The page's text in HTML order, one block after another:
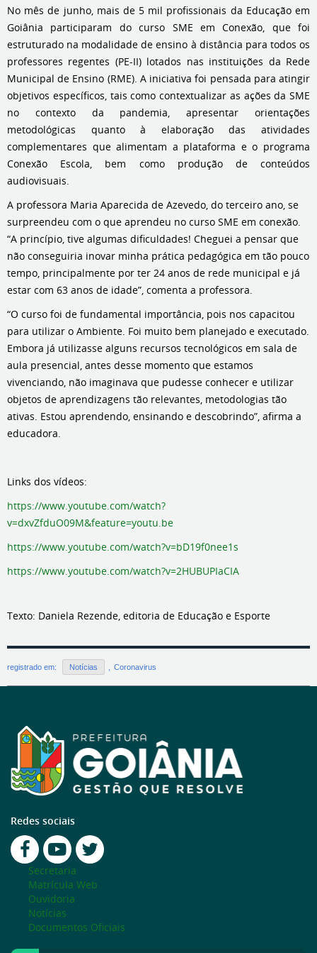
No mês de junho, mais de 5 mil profissionais da Educação em
Goiânia participaram do curso SME em Conexão, que foi
estruturado na modalidade de ensino à distância para todos os
professores regentes (PE-II) lotados nas instituições da Rede
Municipal de Ensino (RME). A iniciativa foi pensada para atingir
objetivos específicos, tais como contextualizar as ações da SME
no contexto da pandemia, apresentar orientações
metodológicas quanto à elaboração das atividades
complementares que alimentam a plataforma e o programa
Conexão Escola, bem como produção de conteúdos
audiovisuais.
A professora Maria Aparecida de Azevedo, do terceiro ano, se
surpreendeu com o que aprendeu no curso SME em conexão.
“A princípio, tive algumas dificuldades! Cheguei a pensar que
não conseguiria inovar minha prática pedagógica em tão pouco
tempo, principalmente por ter 24 anos de rede municipal e já
estar com 63 anos de idade”, comenta a professora.
“O curso foi de fundamental importância, pois nos capacitou
para utilizar o Ambiente. Foi muito bem planejado e executado.
Embora já utilizasse alguns recursos tecnológicos em sala de
aula presencial, antes desse momento que estamos
vivenciando, não imaginava que pudesse conhecer e utilizar
objetos de aprendizagens tão relevantes, metodologias tão
ativas. Estou aprendendo, ensinando e descobrindo”, afirma a
educadora.
Links dos vídeos:
https://www.youtube.com/watch?
v=dxvZfduO09M&feature=youtu.be
https://www.youtube.com/watch?v=bD19f0nee1s
https://www.youtube.com/watch?v=2HUBUPIaCIA
Texto: Daniela Rezende, editoria de Educação e Esporte
registrado em: Notícias Coronavirus
Redes sociais
Secretaria
Matrícula Web
Ouvidoria
Notícias
Documentos Oficiais